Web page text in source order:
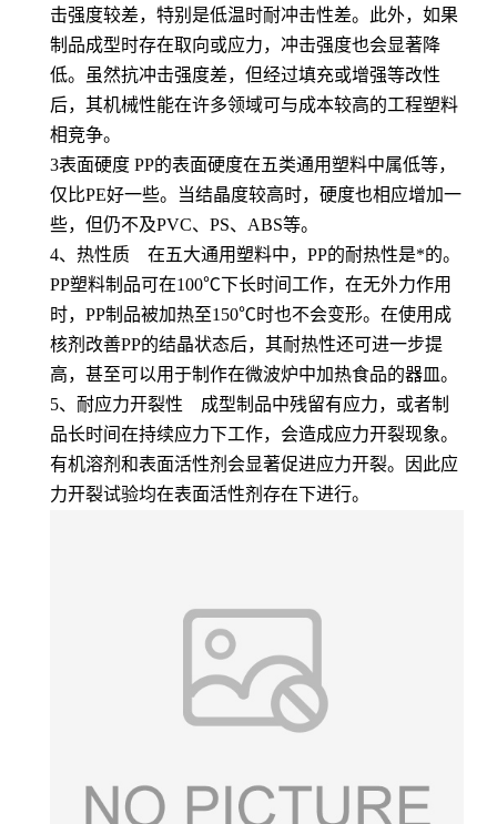
击强度较差，特别是低温时耐冲击性差。此外，如果
制品成型时存在取向或应力，冲击强度也会显著降
低。虽然抗冲击强度差，但经过填充或增强等改性
后，其机械性能在许多领域可与成本较高的工程塑料
相竞争。
3表面硬度 PP的表面硬度在五类通用塑料中属低等，
仅比PE好一些。当结晶度较高时，硬度也相应增加一
些，但仍不及PVC、PS、ABS等。
4、热性质 在五大通用塑料中，PP的耐热性是*的。
PP塑料制品可在100℃下长时间工作，在无外力作用
时，PP制品被加热至150℃时也不会变形。在使用成
核剂改善PP的结晶状态后，其耐热性还可进一步提
高，甚至可以用于制作在微波炉中加热食品的器皿。
5、耐应力开裂性 成型制品中残留有应力，或者制
品长时间在持续应力下工作，会造成应力开裂现象。
有机溶剂和表面活性剂会显著促进应力开裂。因此应
力开裂试验均在表面活性剂存在下进行。